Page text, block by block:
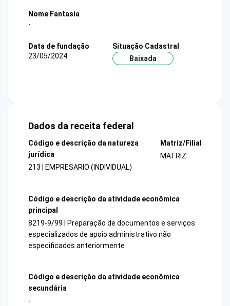
Nome Fantasia
-
Data de fundação
23/05/2024
Situação Cadastral
Baixada
Dados da receita federal
Código e descrição da natureza
jurídica
213 | EMPRESARIO (INDIVIDUAL)
Matriz/Filial
MATRIZ
Código e descrição da atividade econômica
principal
8219-9/99 | Preparação de documentos e serviços
especializados de apoio administrativo não
especificados anteriormente
Código e descrição da atividade econômica
secundária
-